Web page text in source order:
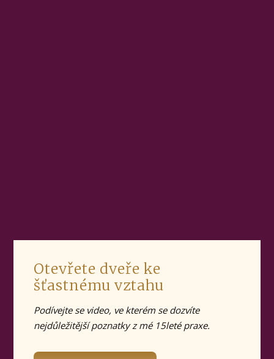
Otevřete dveře ke
šťastnému vztahu
Podívejte se video, ve kterém se dozvíte
nejdůležitější poznatky z mé 15leté praxe.